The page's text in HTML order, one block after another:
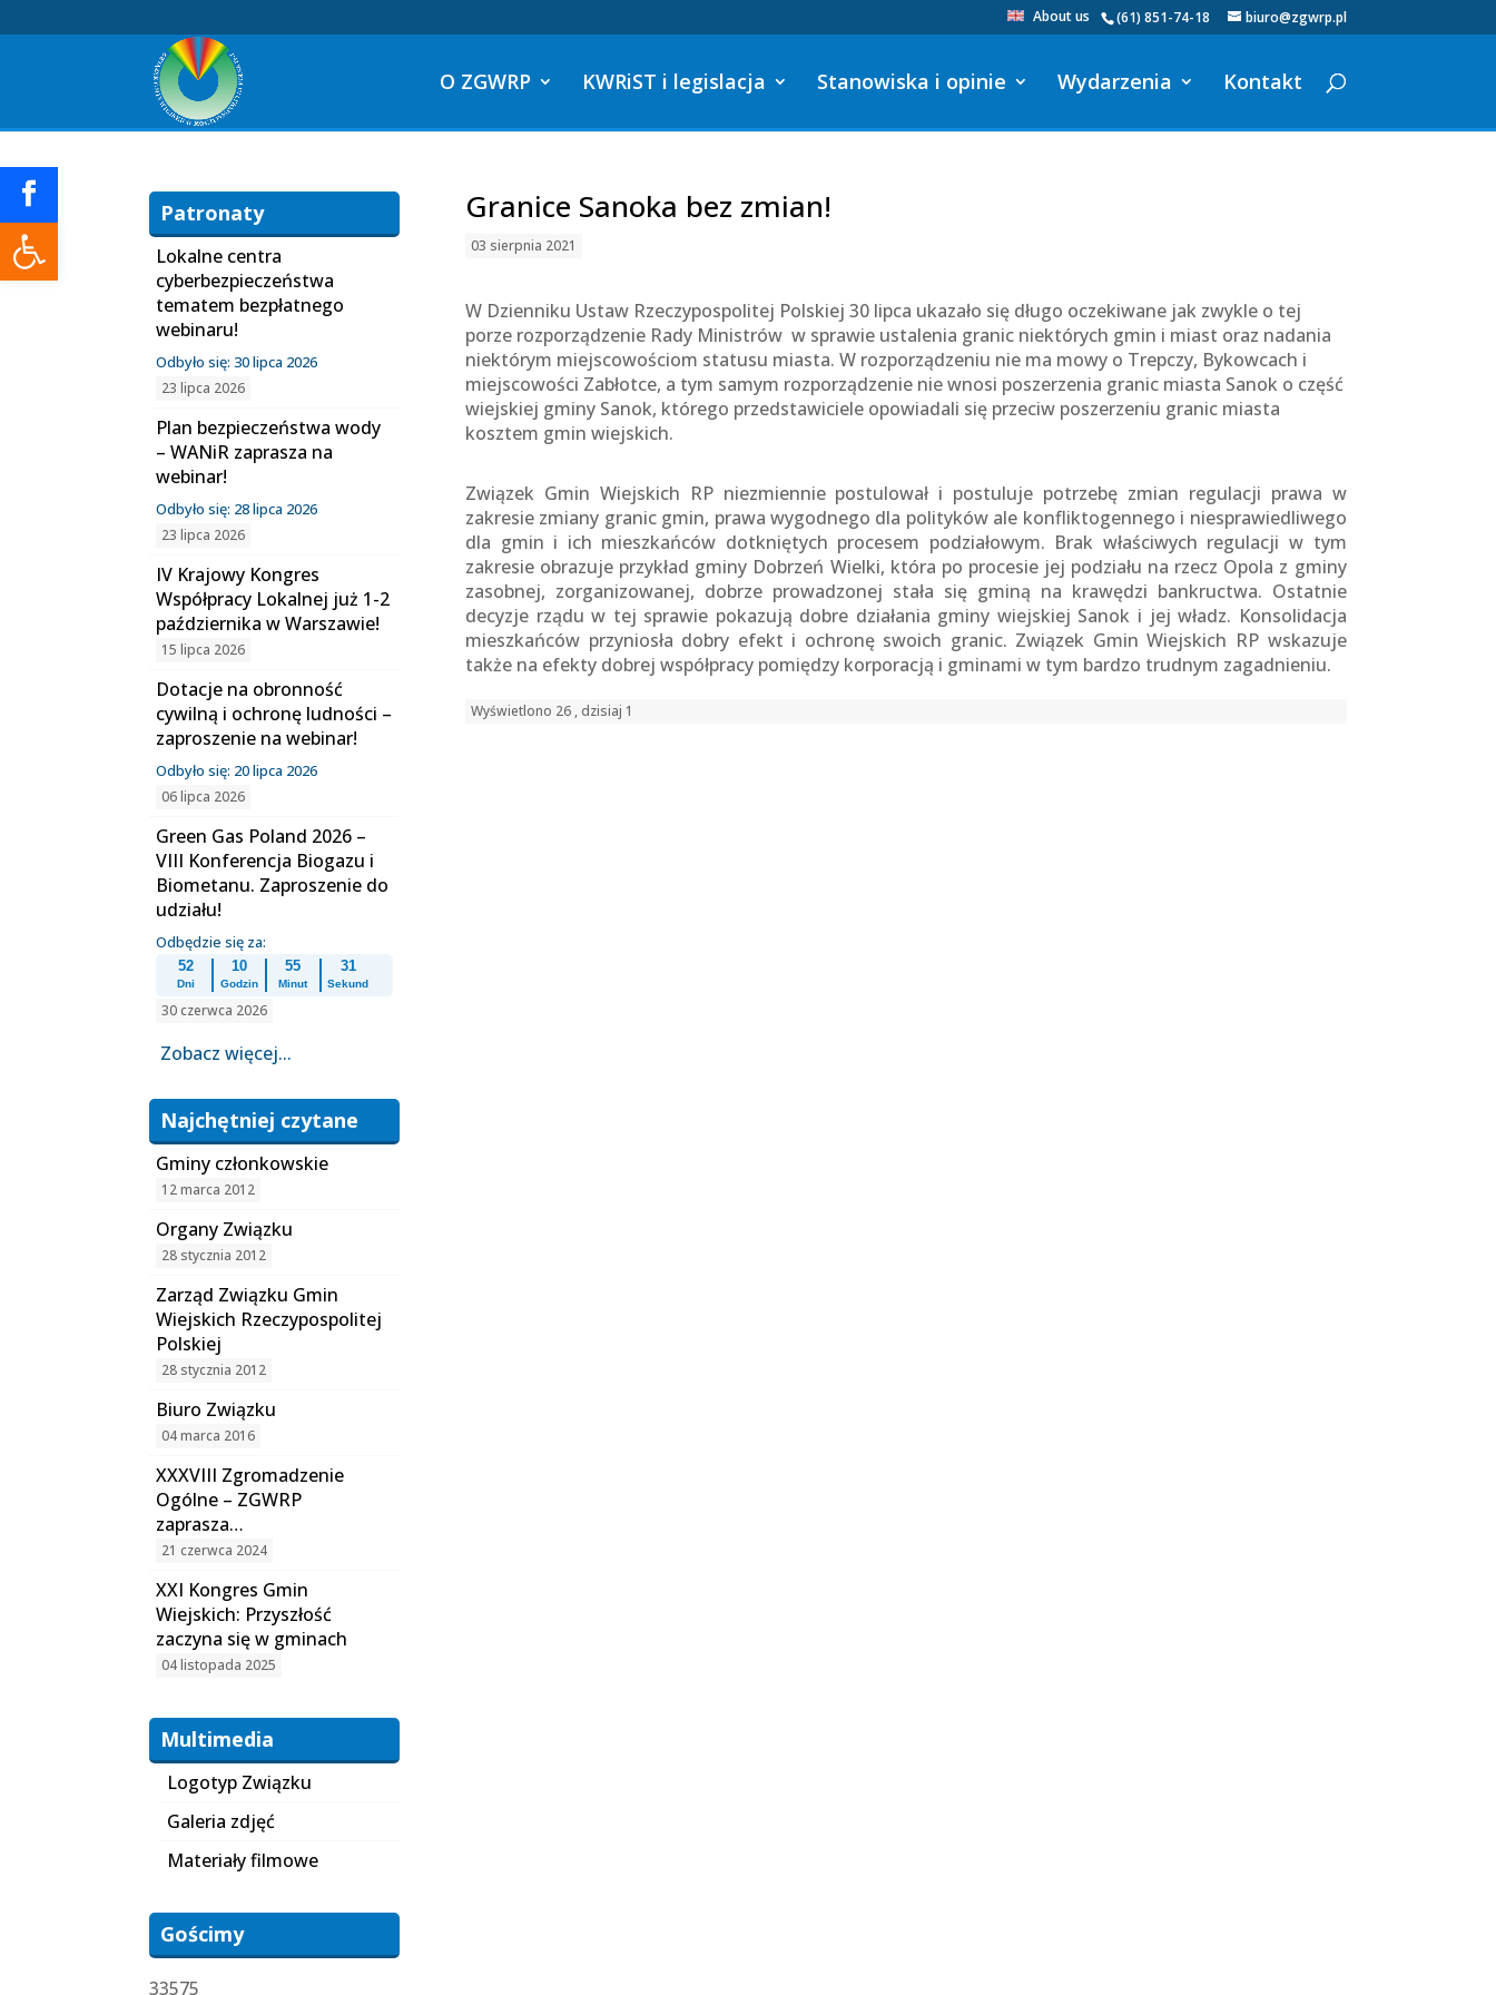
Otwórz pasek narzędzi
(61) 851-74-18 biuro@zgwrp.pl
About us
O ZGWRP KWRiST i legislacja Stanowiska i opinie Wydarzenia Kontakt
Granice Sanoka bez zmian!
03 sierpnia 2021
W Dzienniku Ustaw Rzeczypospolitej Polskiej 30 lipca ukazało się długo oczekiwane jak zwykle o tej
porze rozporządzenie Rady Ministrów w sprawie ustalenia granic niektórych gmin i miast oraz nadania
niektórym miejscowościom statusu miasta. W rozporządzeniu nie ma mowy o Trepczy, Bykowcach i
miejscowości Zabłotce, a tym samym rozporządzenie nie wnosi poszerzenia granic miasta Sanok o część
wiejskiej gminy Sanok, którego przedstawiciele opowiadali się przeciw poszerzeniu granic miasta
kosztem gmin wiejskich.
Związek Gmin Wiejskich RP niezmiennie postulował i postuluje potrzebę zmian regulacji prawa w
zakresie zmiany granic gmin, prawa wygodnego dla polityków ale konfliktogennego i niesprawiedliwego
dla gmin i ich mieszkańców dotkniętych procesem podziałowym. Brak właściwych regulacji w tym
zakresie obrazuje przykład gminy Dobrzeń Wielki, która po procesie jej podziału na rzecz Opola z gminy
zasobnej, zorganizowanej, dobrze prowadzonej stała się gminą na krawędzi bankructwa. Ostatnie
decyzje rządu w tej sprawie pokazują dobre działania gminy wiejskiej Sanok i jej władz. Konsolidacja
mieszkańców przyniosła dobry efekt i ochronę swoich granic. Związek Gmin Wiejskich RP wskazuje
także na efekty dobrej współpracy pomiędzy korporacją i gminami w tym bardzo trudnym zagadnieniu.
Wyświetlono 26 , dzisiaj 1
Patronaty
Lokalne centra
cyberbezpieczeństwa
tematem bezpłatnego
webinaru!
Odbyło się: 30 lipca 2026
23 lipca 2026
Plan bezpieczeństwa wody
– WANiR zaprasza na
webinar!
Odbyło się: 28 lipca 2026
23 lipca 2026
IV Krajowy Kongres
Współpracy Lokalnej już 1-2
października w Warszawie!
15 lipca 2026
Dotacje na obronność
cywilną i ochronę ludności –
zaproszenie na webinar!
Odbyło się: 20 lipca 2026
06 lipca 2026
Green Gas Poland 2026 –
VIII Konferencja Biogazu i
Biometanu. Zaproszenie do
udziału!
Odbędzie się za:
52
Dni
10
Godzin
55
Minut
31
Sekund
30 czerwca 2026
Zobacz więcej...
Najchętniej czytane
Gminy członkowskie
12 marca 2012
Organy Związku
28 stycznia 2012
Zarząd Związku Gmin
Wiejskich Rzeczypospolitej
Polskiej
28 stycznia 2012
Biuro Związku
04 marca 2016
XXXVIII Zgromadzenie
Ogólne – ZGWRP
zaprasza…
21 czerwca 2024
XXI Kongres Gmin
Wiejskich: Przyszłość
zaczyna się w gminach
04 listopada 2025
Multimedia
Logotyp Związku
Galeria zdjęć
Materiały filmowe
Gościmy
33575